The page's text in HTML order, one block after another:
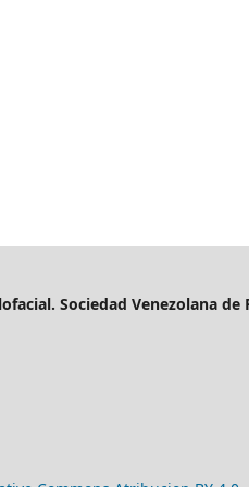
Sociedad Venezolana